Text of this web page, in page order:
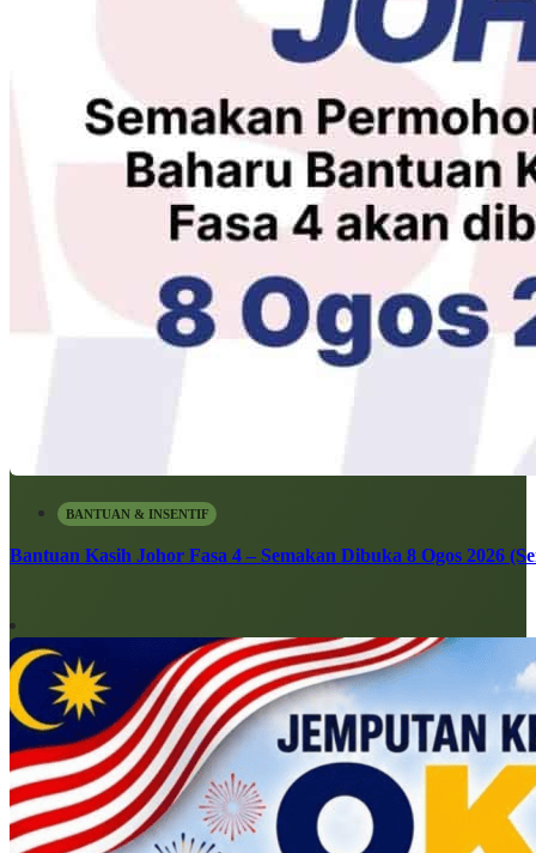
BANTUAN & INSENTIF
Bantuan Kasih Johor Fasa 4 – Semakan Dibuka 8 Ogos 2026